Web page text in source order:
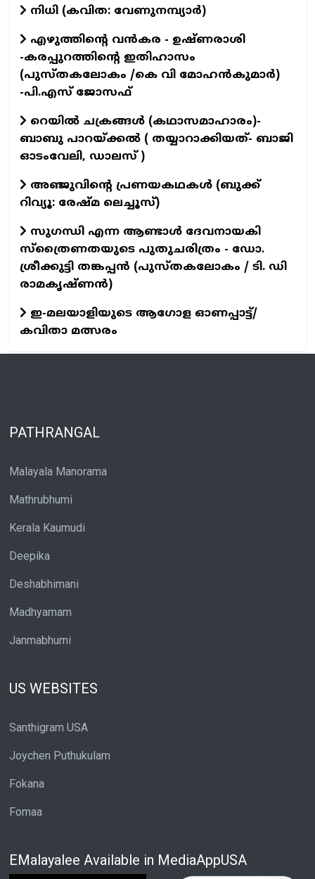
നിധി (കവിത: വേണുനമ്പ്യാർ)
എഴുത്തിന്റെ വന്‍കര - ഉഷ്ണരാശി
-കരപ്പുറത്തിന്റെ ഇതിഹാസം
(പുസ്തകലോകം /കെ വി മോഹന്‍കുമാര്‍)
-പി.എസ് ജോസഫ്‌
റെയില്‍ ചക്രങ്ങള്‍ (കഥാസമാഹാരം)-
ബാബു പാറയ്ക്കല്‍ ( തയ്യാറാക്കിയത്- ബാജി
ഓടംവേലി, ഡാലസ് )
അഞ്ജുവിന്റെ പ്രണയകഥകള്‍ (ബുക്ക്
റിവ്യൂ: രേഷ്മ ലെച്ചൂസ്)
സുഗന്ധി എന്ന ആണ്ടാള്‍ ദേവനായകി
സ്ത്രൈണതയുടെ പുതുചരിത്രം - ഡോ.
ശ്രീക്കുട്ടി തങ്കപ്പന്‍ (പുസ്തകലോകം / ടി. ഡി
രാമകൃഷ്ണന്‍)
ഇ-മലയാളിയുടെ ആഗോള ഓണപ്പാട്ട്/
കവിതാ മത്സരം
PATHRANGAL
Malayala Manorama
Mathrubhumi
Kerala Kaumudi
Deepika
Deshabhimani
Madhyamam
Janmabhumi
US WEBSITES
Santhigram USA
Joychen Puthukulam
Fokana
Fomaa
EMalayalee Available in MediaAppUSA